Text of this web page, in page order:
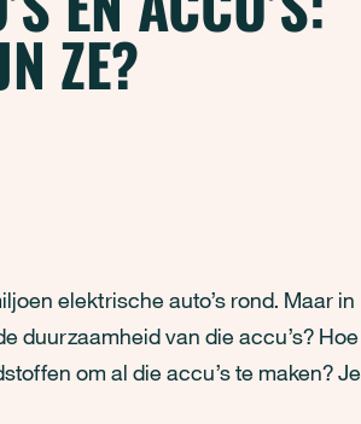
ZE?
elektrische auto’s rond. Maar in
duurzaamheid van die accu’s? Hoe
om al die accu’s te maken? Je